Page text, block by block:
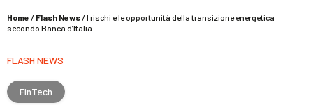
Home / Flash News/I rischi e le opportunità della transizione energetica
secondo Banca d’Italia
FLASH NEWS
FinTech